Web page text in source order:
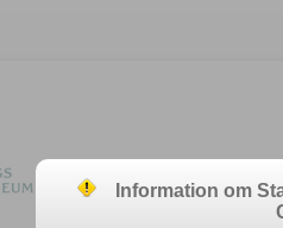
Information om